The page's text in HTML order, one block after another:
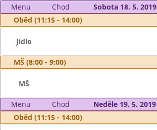
Menu Chod
Sobota 18. 5. 2019
Oběd (11:15 - 14:00)
Jídlo
MŠ (8:00 - 9:00)
MŠ
Menu Chod
Neděle 19. 5. 2019
Oběd (11:15 - 14:00)